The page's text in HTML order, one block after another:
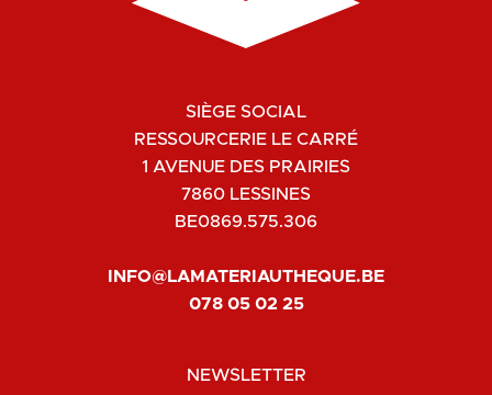
SIÈGE SOCIAL
RESSOURCERIE LE CARRÉ
1 AVENUE DES PRAIRIES
7860 LESSINES
BE0869.575.306
INFO@LAMATERIAUTHEQUE.BE
078 05 02 25
NEWSLETTER